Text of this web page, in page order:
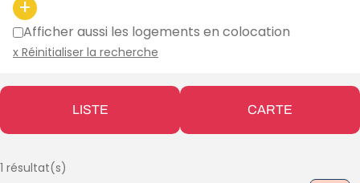
+
Afficher aussi les logements en colocation
x Réinitialiser la recherche
LISTE CARTE
1 résultat(s)